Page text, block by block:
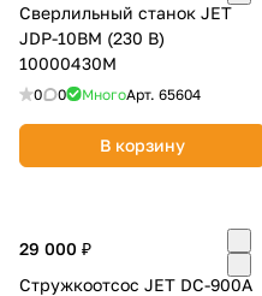
Сверлильный станок JET
JDP-10BM (230 В)
10000430M
0 0 МногоАрт. 65604
В корзину
29 000 ₽
Стружкоотсос JET DC-900A